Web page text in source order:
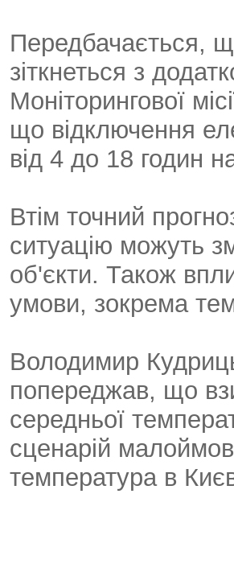
Передбачається,
зіткнеться з
Моніторингової
що відключення
від 4 до 18 годин
Втім точний
ситуацію можуть
об'єкти. Також
умови, зокрема
Володимир
попереджав, що
середньої
сценарій
температура в